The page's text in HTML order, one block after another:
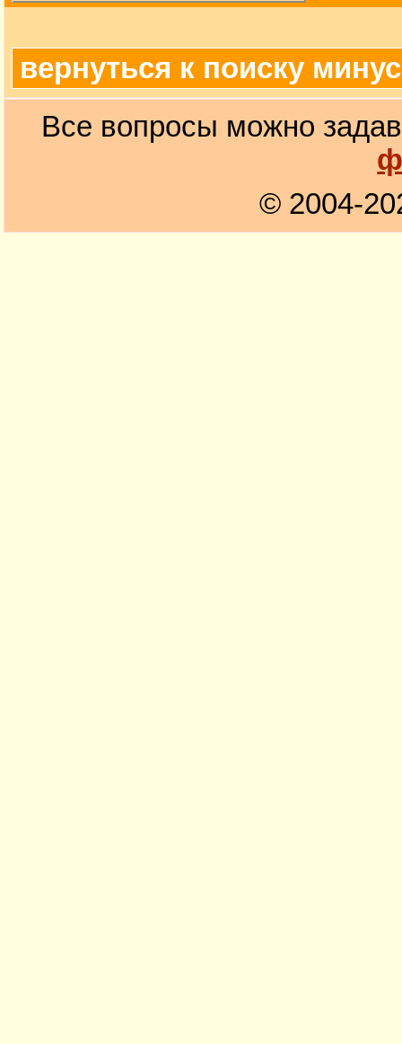
вернуться к поиску
Все вопросы можно
© 2004-